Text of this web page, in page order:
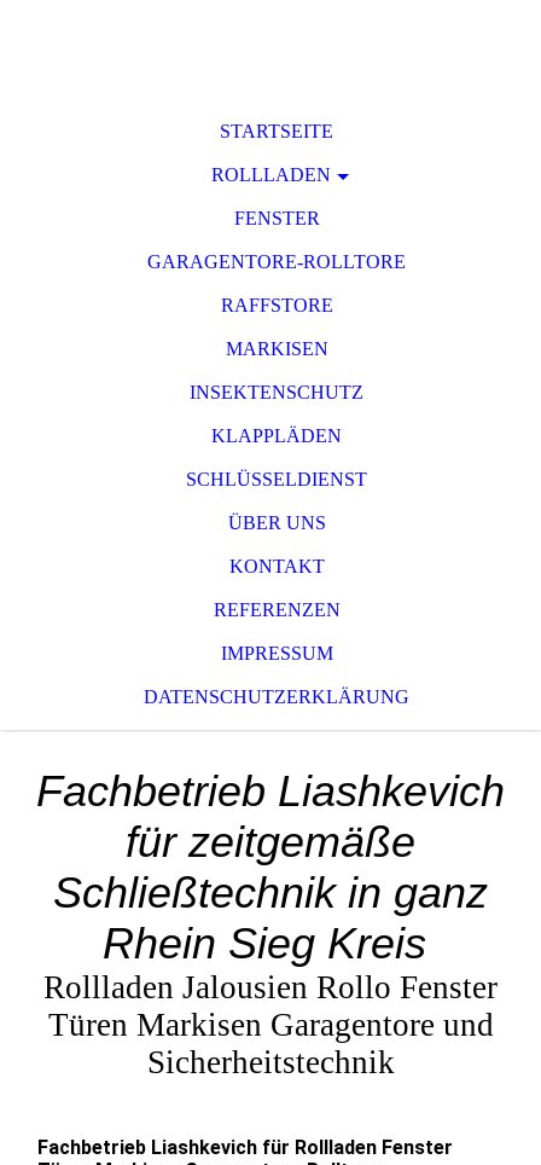
STARTSEITE
ROLLLADEN
FENSTER
GARAGENTORE-ROLLTORE
RAFFSTORE
MARKISEN
INSEKTENSCHUTZ
KLAPPLÄDEN
SCHLÜSSELDIENST
ÜBER UNS
KONTAKT
REFERENZEN
IMPRESSUM
DATENSCHUTZERKLÄRUNG
Fachbetrieb Liashkevich
für zeitgemäße
Schließtechnik in ganz
Rhein Sieg Kreis
Rollladen Jalousien Rollo Fenster
Türen Markisen Garagentore und
Sicherheitstechnik
Fachbetrieb Liashkevich für Rollladen Fenster